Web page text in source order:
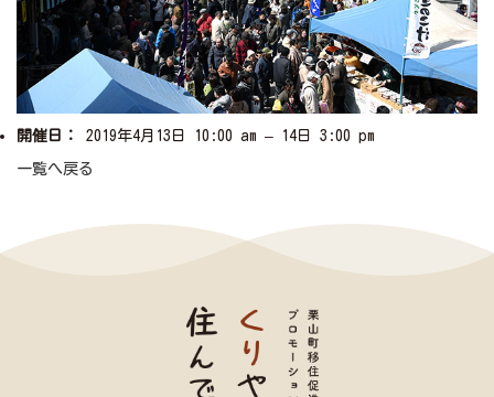
開催日： 2019年4月13日 10:00 am – 14日 3:00 pm
一覧へ戻る